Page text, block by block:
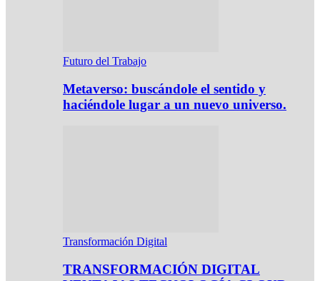
Futuro del Trabajo
Metaverso: buscándole el sentido y
haciéndole lugar a un nuevo universo.
Transformación Digital
TRANSFORMACIÓN DIGITAL